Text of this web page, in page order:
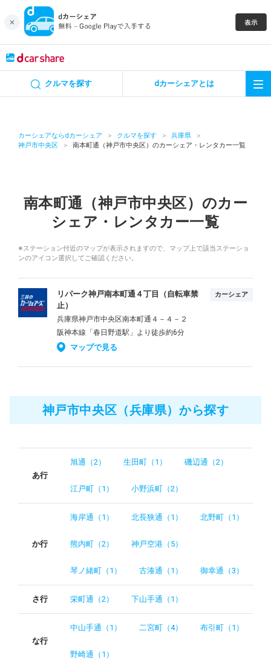
クルマを探す dカーシェアとは
カーシェアならdカーシェア クルマを探す
兵庫県
神戸市中央区
南本町通（神戸市中央区）のカーシェア・レンタカー一覧
南本町通（神戸市中央区）のカー
シェア・レンタカー一覧
※ステーション付近のマップが表示されますので、マップ上で該当ステーショ
ンのアイコン選択してご確認ください。
リパーク神戸南本町通４丁目（自転車禁
止）
カーシェア
兵庫県神戸市中央区南本町通４－４－２
阪神本線「春日野道駅」より徒歩約6分
マップで見る
神戸市中央区（兵庫県）から探す
あ行
旭通（2） 生田町（1） 磯辺通（2）
江戸町（1） 小野浜町（2）
か行
海岸通（1） 北長狭通（1） 北野町（1）
熊内町（2） 神戸空港（5）
琴ノ緒町（1） 古湊通（1） 御幸通（3）
さ行 栄町通（2） 下山手通（1）
な行
中山手通（1） 二宮町（4） 布引町（1）
野崎通（1）
カーシェア
特集
アプリの使い方